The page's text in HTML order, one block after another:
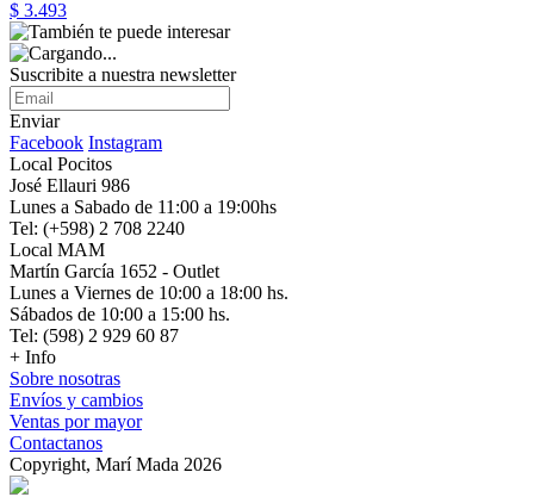
$ 3.493
Suscribite a nuestra newsletter
Enviar
Facebook Instagram
Local Pocitos
José Ellauri 986
Lunes a Sabado de 11:00 a 19:00hs
Tel: (+598) 2 708 2240
Local MAM
Martín García 1652 - Outlet
Lunes a Viernes de 10:00 a 18:00 hs.
Sábados de 10:00 a 15:00 hs.
Tel: (598) 2 929 60 87
+ Info
Sobre nosotras
Envíos y cambios
Ventas por mayor
Contactanos
Copyright, Marí Mada 2026